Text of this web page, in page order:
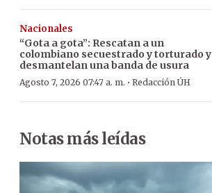
Nacionales
“Gota a gota”: Rescatan a un
colombiano secuestrado y torturado y
desmantelan una banda de usura
Agosto 7, 2026 07:47 a. m. · Redacción ÚH
Notas más leídas